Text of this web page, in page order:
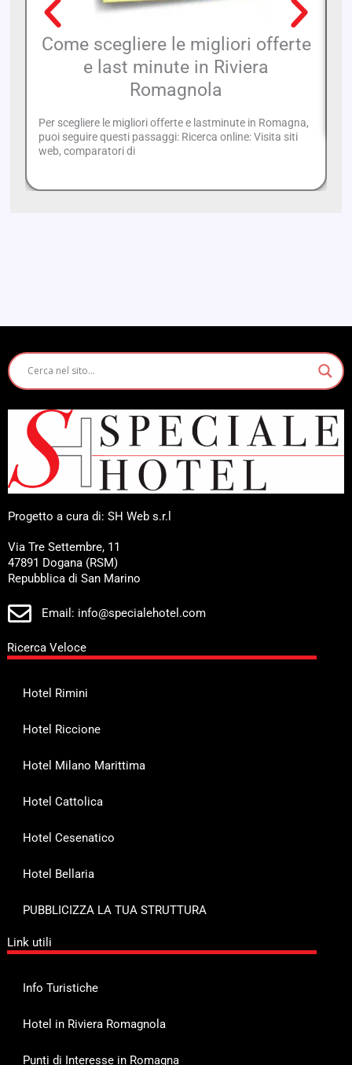
Come scegliere le migliori offerte
e last minute in Riviera
Romagnola
Per scegliere le migliori offerte e lastminute in Romagna,
puoi seguire questi passaggi: Ricerca online: Visita siti
web, comparatori di
Progetto a cura di: SH Web s.r.l
Via Tre Settembre, 11
47891 Dogana (RSM)
Repubblica di San Marino
Email: info@specialehotel.com
Ricerca Veloce
Hotel Rimini
Hotel Riccione
Hotel Milano Marittima
Hotel Cattolica
Hotel Cesenatico
Hotel Bellaria
PUBBLICIZZA LA TUA STRUTTURA
Link utili
Info Turistiche
Hotel in Riviera Romagnola
Punti di Interesse in Romagna